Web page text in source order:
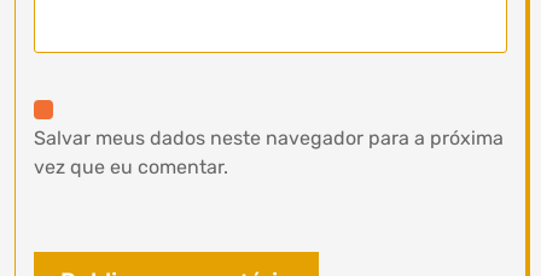
Salvar meus dados neste navegador para a próxima
vez que eu comentar.